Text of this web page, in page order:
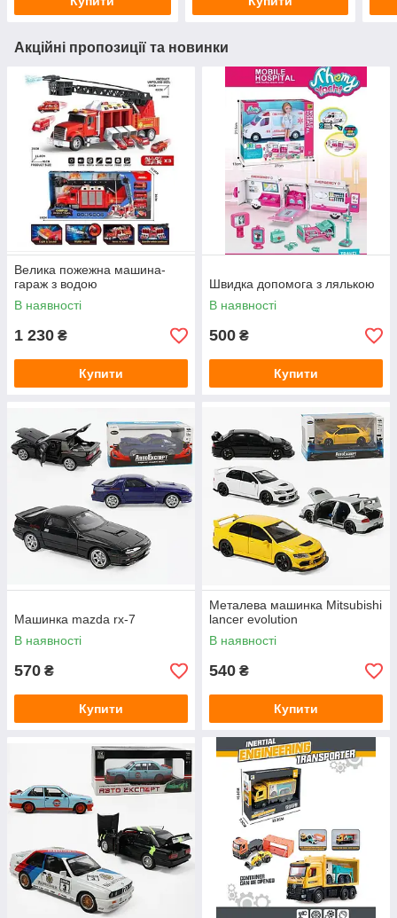
Акційні пропозиції та новинки
Велика пожежна машина-
гараж з водою
В наявності
1 230 ₴
Купити
Швидка допомога з лялькою
В наявності
500 ₴
Купити
Машинка mazda rx-7
В наявності
570 ₴
Купити
Металева машинка Mitsubishi
lancer evolution
В наявності
540 ₴
Купити